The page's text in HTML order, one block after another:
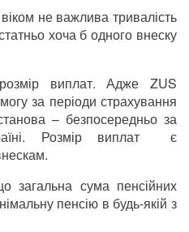
не важлива тривалість
хоча б одного внеску
виплат. Адже ZUS
за періоди страхування
– безпосередньо за
Розмір виплат є
загальна сума пенсійних
пенсію в будь-якій з